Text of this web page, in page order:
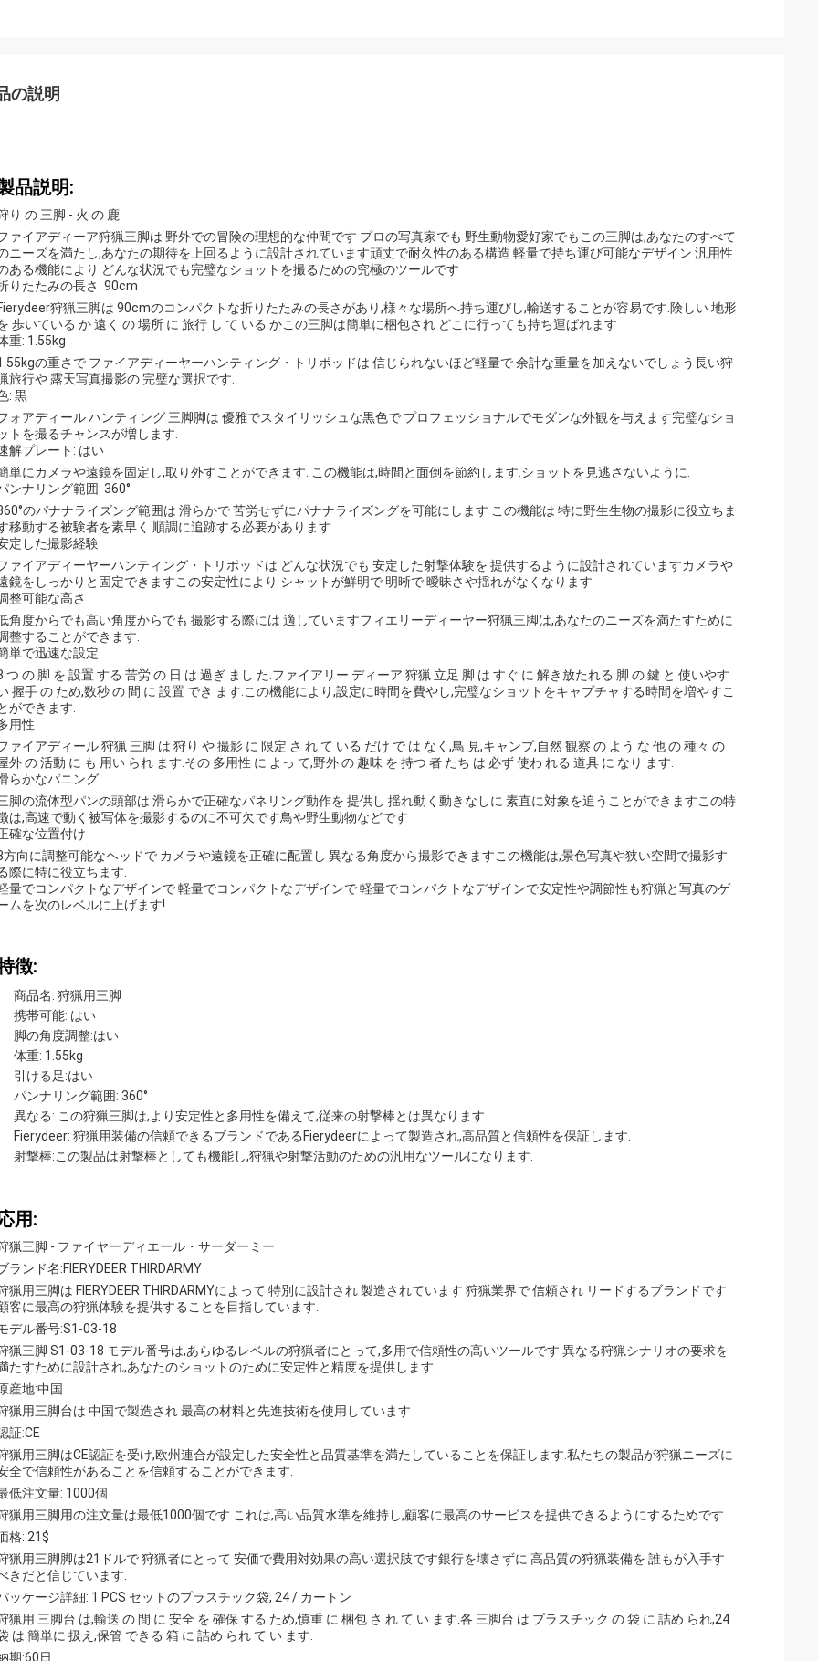
の説明
品説明:
り の 三脚 - 火 の 鹿
ァイアディーア狩猟三脚は 野外での冒険の理想的な仲間です プロの写真家でも 野生動物愛好家でもこの三脚は,あなたのすべて
ニーズを満たし,あなたの期待を上回るように設計されています頑丈で耐久性のある構造 軽量で持ち運び可能なデザイン 汎用性
ある機能により どんな状況でも完璧なショットを撮るための究極のツールです
りたたみの長さ: 90cm
狩猟三脚は 90cmのコンパクトな折りたたみの長さがあり,様々な場所へ持ち運びし,輸送することが容易です.険しい 地形
歩いている か 遠く の 場所 に 旅行 し て いる かこの三脚は簡単に梱包され どこに行っても持ち運ばれます
重: 1.55kg
の重さで ファイアディーヤーハンティング・トリポッドは 信じられないほど軽量で 余計な重量を加えないでしょう長い狩
旅行や 露天写真撮影の 完璧な選択です.
: 黒
ォアディール ハンティング 三脚脚は 優雅でスタイリッシュな黒色で プロフェッショナルでモダンな外観を与えます完璧なショ
トを撮るチャンスが増します.
解プレート: はい
単にカメラや遠鏡を固定し,取り外すことができます. この機能は,時間と面倒を節約します.ショットを見逃さないように.
ンナリング範囲: 360°
のパナナライズング範囲は 滑らかで 苦労せずにパナナライズングを可能にします この機能は 特に野生生物の撮影に役立ちま
移動する被験者を素早く 順調に追跡する必要があります.
定した撮影経験
ァイアディーヤーハンティング・トリポッドは どんな状況でも 安定した射撃体験を 提供するように設計されていますカメラや
鏡をしっかりと固定できますこの安定性により シャットが鮮明で 明晰で 曖昧さや揺れがなくなります
整可能な高さ
角度からでも高い角度からでも 撮影する際には 適していますフィエリーディーヤー狩猟三脚は,あなたのニーズを満たすために
整することができます.
単で迅速な設定
つ の 脚 を 設置 する 苦労 の 日 は 過ぎ まし た.ファイアリー ディーア 狩猟 立足 脚 は すぐ に 解き放たれる 脚 の 鍵 と 使いやす
握手 の ため,数秒 の 間 に 設置 でき ます.この機能により,設定に時間を費やし,完璧なショットをキャプチャする時間を増やすこ
ができます.
用性
ァイアディール 狩猟 三脚 は 狩り や 撮影 に 限定 さ れ て いる だけ で は なく,鳥 見,キャンプ,自然 観察 の よう な 他 の 種々 の
外 の 活動 に も 用い られ ます.その 多用性 に よっ て,野外 の 趣味 を 持つ 者 たち は 必ず 使わ れる 道具 に なり ます.
らかなパニング
脚の流体型パンの頭部は 滑らかで正確なパネリング動作を 提供し 揺れ動く動きなしに 素直に対象を追うことができますこの特
は,高速で動く被写体を撮影するのに不可欠です鳥や野生動物などです
確な位置付け
方向に調整可能なヘッドで カメラや遠鏡を正確に配置し 異なる角度から撮影できますこの機能は,景色写真や狭い空間で撮影す
際に特に役立ちます.
量でコンパクトなデザインで 軽量でコンパクトなデザインで 軽量でコンパクトなデザインで安定性や調節性も狩猟と写真のゲ
ムを次のレベルに上げます!
徴:
商品名: 狩猟用三脚
携帯可能: はい
脚の角度調整:はい
体重: 1.55kg
引ける足:はい
パンナリング範囲: 360°
異なる: この狩猟三脚は,より安定性と多用性を備えて,従来の射撃棒とは異なります.
Fierydeer: 狩猟用装備の信頼できるブランドであるFierydeerによって製造され,高品質と信頼性を保証します.
射撃棒:この製品は射撃棒としても機能し,狩猟や射撃活動のための汎用なツールになります.
用:
猟三脚 - ファイヤーディエール・サーダーミー
ランド名:FIERYDEER THIRDARMY
猟用三脚は FIERYDEER THIRDARMYによって 特別に設計され 製造されています 狩猟業界で 信頼され リードするブランドです
客に最高の狩猟体験を提供することを目指しています.
デル番号:S1-03-18
猟三脚 S1-03-18 モデル番号は,あらゆるレベルの狩猟者にとって,多用で信頼性の高いツールです.異なる狩猟シナリオの要求を
たすために設計され,あなたのショットのために安定性と精度を提供します.
産地:中国
猟用三脚台は 中国で製造され 最高の材料と先進技術を使用しています
証:CE
猟用三脚はCE認証を受け,欧州連合が設定した安全性と品質基準を満たしていることを保証します.私たちの製品が狩猟ニーズに
全で信頼性があることを信頼することができます.
低注文量: 1000個
猟用三脚用の注文量は最低1000個です.これは,高い品質水準を維持し,顧客に最高のサービスを提供できるようにするためです.
格: 21$
猟用三脚脚は21ドルで 狩猟者にとって 安価で費用対効果の高い選択肢です銀行を壊さずに 高品質の狩猟装備を 誰もが入手す
きだと信じています.
ッケージ詳細: 1 PCS セットのプラスチック袋, 24 / カートン
猟用 三脚台 は,輸送 の 間 に 安全 を 確保 する ため,慎重 に 梱包 さ れ て い ます.各 三脚台 は プラスチック の 袋 に 詰め られ,24
は 簡単に 扱え,保管 できる 箱 に 詰め られ て い ます.
期:60日